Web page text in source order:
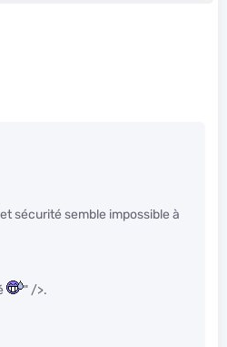
sécurité semble impossible à
" />.